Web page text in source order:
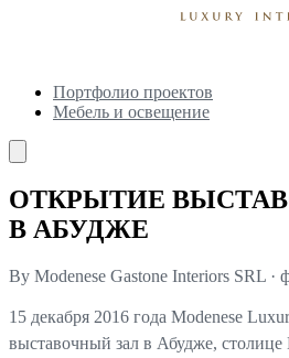
Портфолио проектов
Мебель и освещение
ОТКРЫТИЕ
В АБУДЖЕ
By Modenese Gastone Interiors SRL ·
15 декабря 2016 года Modenese
выставочный зал в Абудже, столице